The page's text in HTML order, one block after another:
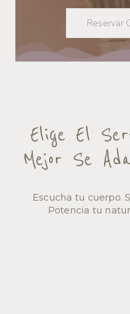
Reservar
Elige El
Mejor Se
Escucha tu cuerpo.
Potencia tu